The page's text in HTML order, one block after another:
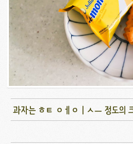
과자는 ㅎㅌ ㅇㅔㅇㅣㅅㅡ 정도의